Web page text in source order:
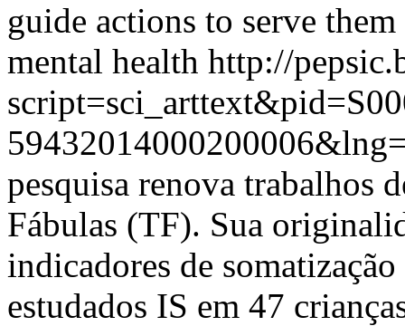
guide actions to serve
mental health http://
pesquisa renova trabalhos
Fábulas (TF). Sua
indicadores de
estudados IS em 47